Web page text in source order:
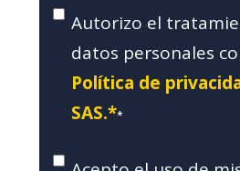
Autorizo el
datos personales
Política de
SAS.**